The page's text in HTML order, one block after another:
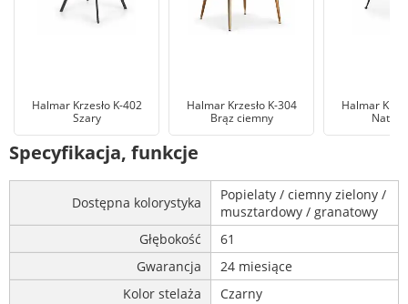
Halmar Krzesło K-402
Szary
Halmar Krzesło K-304
Brąz ciemny
Halmar
Specyfikacja, funkcje
Dostępna kolorystyka
Popielaty / ciemny zielony /
musztardowy / granatowy
Głębokość
61
Gwarancja
24 miesiące
Kolor stelaża
Czarny